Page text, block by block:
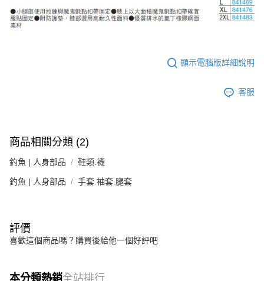
顯示電腦版詳細說明
客服
商品相關分類 (2)
釣魚 | 人身部品 鞋類.襪
釣魚 | 人身部品 手套.袖套.腿套
評價
喜歡這個商品嗎？購買後給他一個好評吧
本分類熱銷全站排行